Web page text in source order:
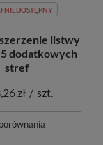
NIEDOSTĘPNY
listwy
dodatkowych
stref
zł / szt.